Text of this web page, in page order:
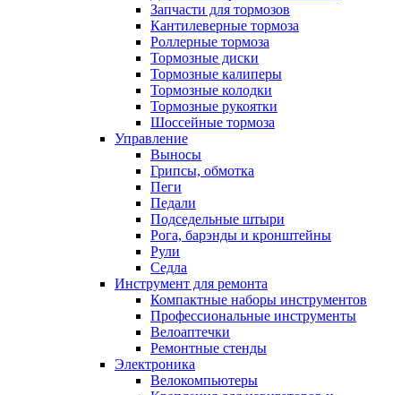
Запчасти для тормозов
Кантилеверные тормоза
Роллерные тормоза
Тормозные диски
Тормозные калиперы
Тормозные колодки
Тормозные рукоятки
Шоссейные тормоза
Управление
Выносы
Грипсы, обмотка
Пеги
Педали
Подседельные штыри
Рога, барэнды и кронштейны
Рули
Седла
Инструмент для ремонта
Компактные наборы инструментов
Профессиональные инструменты
Велоаптечки
Ремонтные стенды
Электроника
Велокомпьютеры